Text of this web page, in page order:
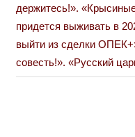
записям
Post:
держитесь!».
придется выживать в
выйти из сделки
совесть!». «Русский